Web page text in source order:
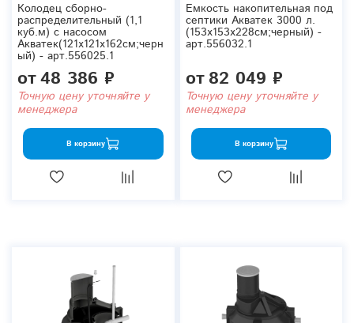
Колодец сборно-
распределительный (1,1
куб.м) с насосом
Акватек(121x121x162см;черн
ый) - арт.556025.1
от48 386 ₽
Точную цену уточняйте у
менеджера
В корзину
Емкость накопительная под
септики Акватек 3000 л.
(153x153x228см;черный) -
арт.556032.1
от82 049 ₽
Точную цену уточняйте у
менеджера
В корзину